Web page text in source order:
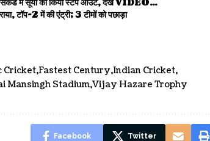
में सूर्या को किया स्टंप आउट, देखें VIDEO…
2 में की एंट्री; 3 टीमों को पछाड़ा
Cricket Fastest Century Indian Cricket
Mansingh Stadium Vijay Hazare Trophy
Facebook Twitter